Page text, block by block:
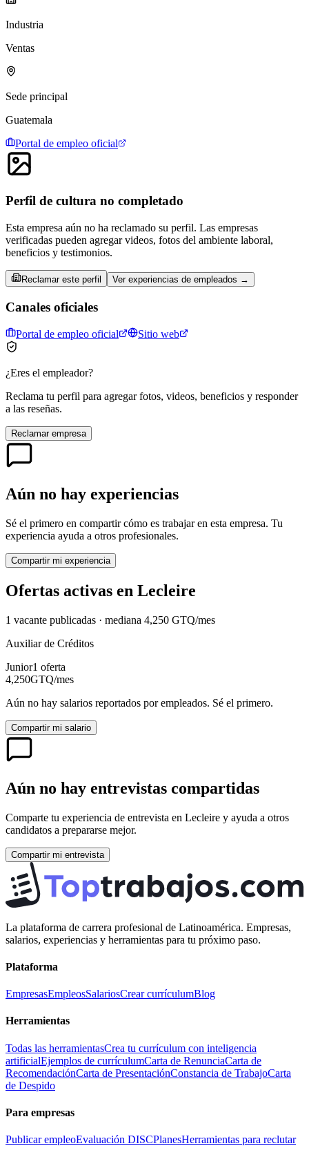
Industria
Ventas
Sede principal
Guatemala
Portal de empleo oficial
Perfil de cultura no completado
Esta empresa aún no ha reclamado su perfil. Las empresas
verificadas pueden agregar videos, fotos del ambiente laboral,
beneficios y testimonios.
Reclamar este perfil Ver experiencias de empleados →
Canales oficiales
Portal de empleo oficial Sitio web
¿Eres el empleador?
Reclama tu perfil para agregar fotos, videos, beneficios y responder
a las reseñas.
Reclamar empresa
Aún no hay experiencias
Sé el primero en compartir cómo es trabajar en esta empresa. Tu
experiencia ayuda a otros profesionales.
Compartir mi experiencia
Ofertas activas en Lecleire
1 vacante publicadas · mediana 4,250 GTQ/mes
Auxiliar de Créditos
Junior1 oferta
4,250GTQ/mes
Aún no hay salarios reportados por empleados. Sé el primero.
Compartir mi salario
Aún no hay entrevistas compartidas
Comparte tu experiencia de entrevista en Lecleire y ayuda a otros
candidatos a prepararse mejor.
Compartir mi entrevista
La plataforma de carrera profesional de Latinoamérica. Empresas,
salarios, experiencias y herramientas para tu próximo paso.
Plataforma
EmpresasEmpleosSalariosCrear currículumBlog
Herramientas
Todas las herramientasCrea tu currículum con inteligencia
artificialEjemplos de currículumCarta de RenunciaCarta de
RecomendaciónCarta de PresentaciónConstancia de TrabajoCarta
de Despido
Para empresas
Publicar empleoEvaluación DISCPlanesHerramientas para reclutar